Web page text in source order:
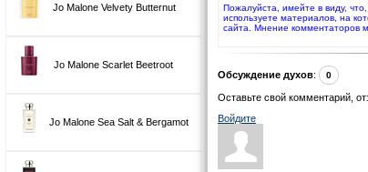
Jo Malone Velvety Butternut
Jo Malone Scarlet Beetroot
Jo Malone Sea Salt & Bergamot
Пожалуйста, имейте в виду,
используете материалов, на
сайта. Мнение комментаторов
Обсуждение духов: 0
Оставьте свой комментарий,
Войдите